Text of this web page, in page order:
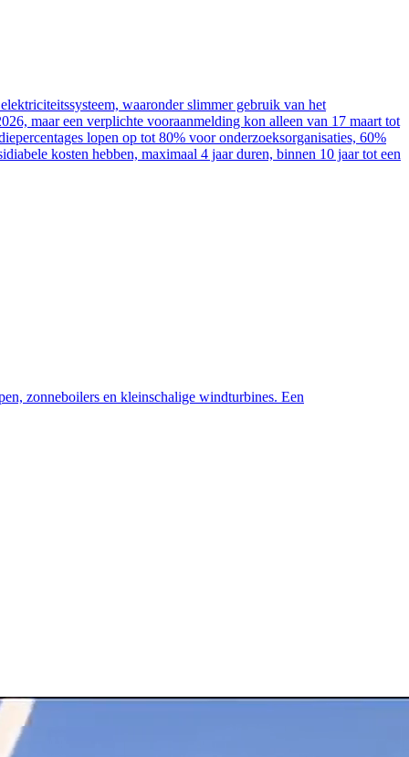
waaronder slimmer gebruik van het
maar een verplichte vooraanmelding kon alleen van 17 maart tot
lopen op tot 80% voor onderzoeksorganisaties, 60%
kosten hebben, maximaal 4 jaar duren, binnen 10 jaar tot een
zonneboilers en kleinschalige windturbines. Een